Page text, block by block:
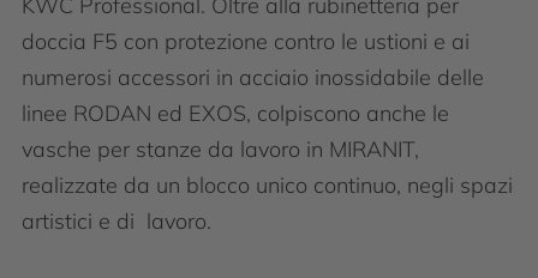
doccia F5 con protezione contro le ustioni e ai
numerosi accessori in acciaio inossidabile delle
linee RODAN ed EXOS, colpiscono anche le
vasche per stanze da lavoro in MIRANIT,
realizzate da un blocco unico continuo, negli spazi
artistici e di lavoro.